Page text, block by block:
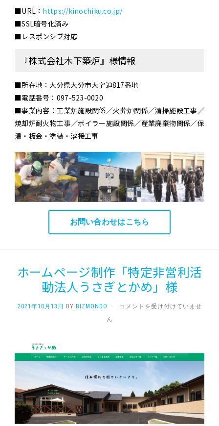
■URL： https://kinochiku.co.jp/
■SSL暗号化済み
■レスポンシブ対応
『株式会社木下築炉』様情報
■所在地：大分県大分市大字迫817番地
■電話番号：097-523-0020
■事業内容：工業炉施設関係／火葬炉関係／清掃施設工事／
焼却炉耐火物工事／ボイラー施設関係／産業廃棄物関係／保
温・板金・塗装・溶接工事
お問い合わせはこちら
ホームページ制作「特定非営利活
動法人うさぎとかめ」様
2021年10月13日 BY BIZMONDO ·
ホ
ー
作
「特
コメントを受け付けていませ
ん